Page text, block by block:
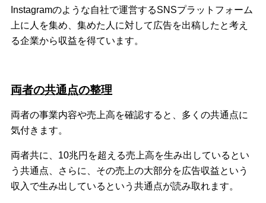
Instagramのような自社で運営するSNSプラットフォーム
上に人を集め、集めた人に対して広告を出稿したと考え
る企業から収益を得ています。
両者の共通点の整理
両者の事業内容や売上高を確認すると、多くの共通点に
気付きます。
両者共に、10兆円を超える売上高を生み出しているとい
う共通点、さらに、その売上の大部分を広告収益という
収入で生み出しているという共通点が読み取れます。